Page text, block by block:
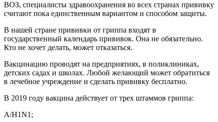
ВОЗ, специалисты здравоохранения во всех странах прививку
считают пока единственным вариантом и способом защиты.
В нашей стране прививки от гриппа входят в
государственный календарь прививок. Она не обязательно.
Кто не хочет делать, может отказаться.
Вакцинацию проводят на предприятиях, в поликлиниках,
детских садах и школах. Любой желающий может обратиться
в лечебное учреждение и сделать прививку бесплатно.
В 2019 году вакцина действует от трех штаммов гриппа:
А/Н1N1;